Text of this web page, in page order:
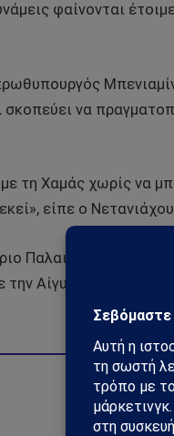
φαίνονται
σκοπεύει να
τη Χαμάς χωρίς να
είπε ο
Παλαιστίνιοι έχουν
την Αίγυπτο, ζώντας